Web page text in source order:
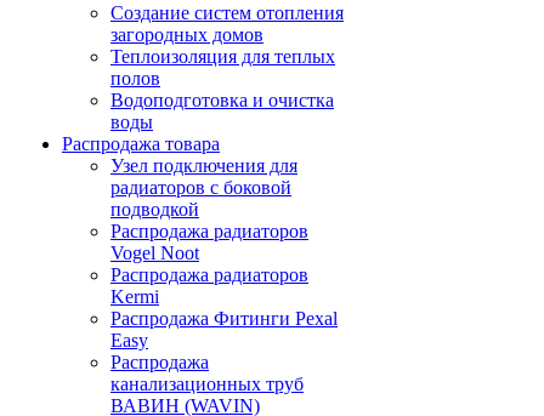
Создание систем отопления
загородных домов
Теплоизоляция для теплых
полов
Водоподготовка и очистка
воды
Распродажа товара
Узел подключения для
радиаторов с боковой
подводкой
Распродажа радиаторов
Vogel Noot
Распродажа радиаторов
Kermi
Распродажа Фитинги Pexal
Easy
Распродажа
канализационных труб
ВАВИН (WAVIN)